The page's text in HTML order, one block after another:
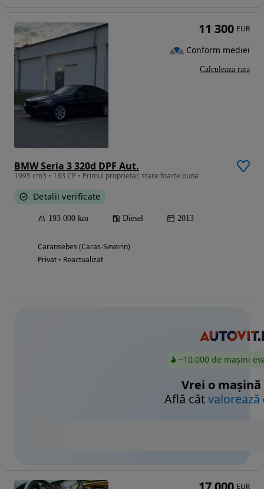
BMW Seria 3 320d DPF Aut.
1995 cm3 • 183 CP • Primul proprietar, stare foarte buna
Detalii verificate
193 000 km Diesel 2013
Caransebes (Caras-Severin)
Privat • Reactualizat
11 300 EUR
Conform mediei
Calculeaza rata
~10.000 de mașini
Vrei o mașină
Află câtvalorează
EUR